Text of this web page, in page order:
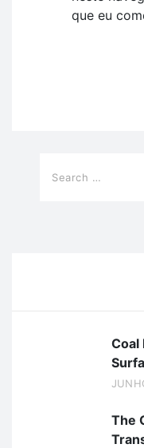
que eu
Coal
The